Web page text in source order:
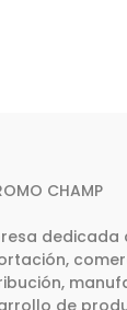
dedicada
de